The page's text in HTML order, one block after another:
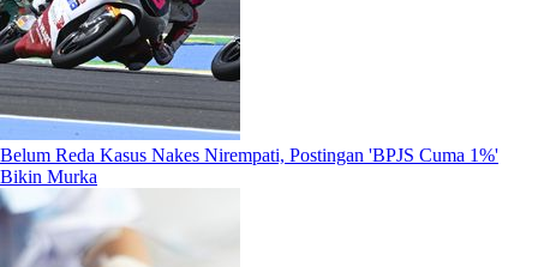
Belum Reda Kasus Nakes Nirempati, Postingan 'BPJS Cuma 1%'
Bikin Murka